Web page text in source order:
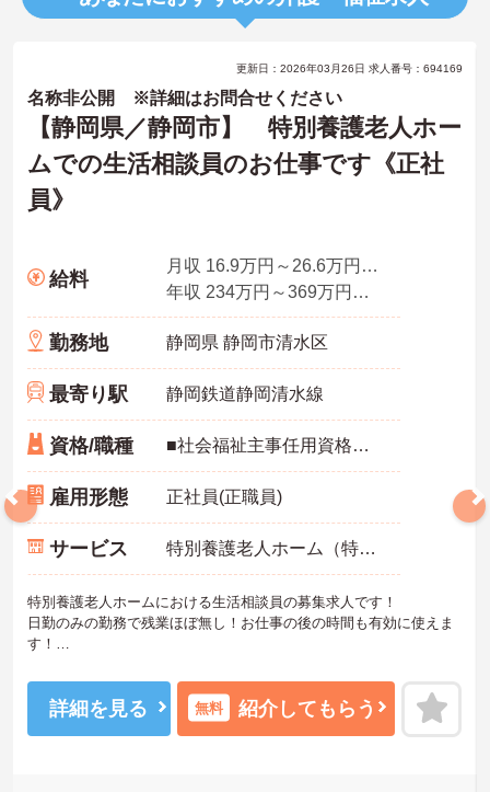
更新日：2026年03月26日 求人番号：694169
名称非公開 ※詳細はお問合せください
【静岡県／静岡市】 特別養護老人ホー
ムでの生活相談員のお仕事です《正社
員》
給料
月収 16.9万円～26.6万円程度（調整・資格手当込）
年収 234万円～369万円程度（賞与2.0ヵ月の場合）
勤務地 静岡県 静岡市清水区
最寄り駅 静岡鉄道静岡清水線
資格/職種 ■社会福祉主事任用資格、社会福祉士、介護支援専門員、介護福祉士いずれかの資格 ■実務経験1年以上 ■普通自動車運転免許（AT限定可）
雇用形態 正社員(正職員)
サービス 特別養護老人ホーム（特養）
特別養護老人ホームにおける生活相談員の募集求人です！
日勤のみの勤務で残業ほぼ無し！お仕事の後の時間も有効に使えま
す！
すのでお気軽にご相談ください。
詳細を見る 無料 紹介してもらう